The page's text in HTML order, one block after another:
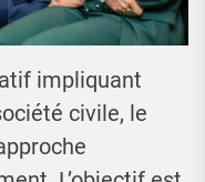
impliquant
civile, le